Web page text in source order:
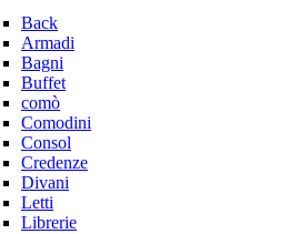
Back
Armadi
Bagni
Buffet
comò
Comodini
Consol
Credenze
Divani
Letti
Librerie